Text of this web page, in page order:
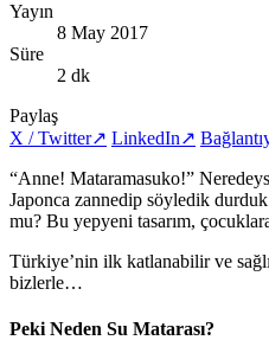
Yayın
8 May 2017
Süre
2 dk
Paylaş
X / Twitter↗ LinkedIn↗
“Anne! Mataramasuko!”
Japonca zannedip söyledik
mu? Bu yepyeni tasarım,
Türkiye’nin ilk katlanabilir ve
bizlerle…
Peki Neden Su Matarası?